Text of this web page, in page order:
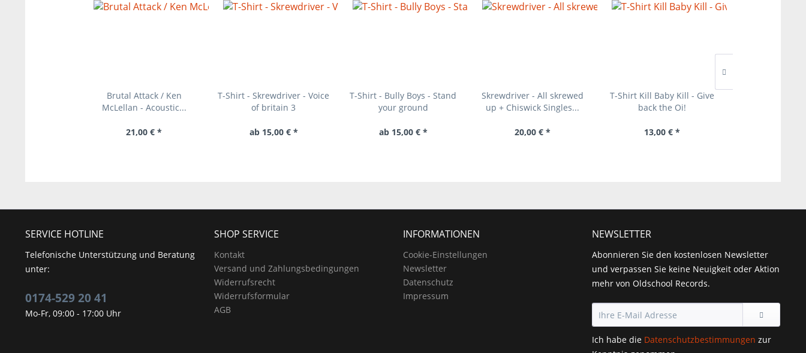
Brutal Attack / Ken
McLellan - Acoustic...
21,00 € *
T-Shirt - Skrewdriver - Voice
of britain 3
ab 15,00 € *
T-Shirt - Bully Boys - Stand
your ground
ab 15,00 € *
Skrewdriver - All skrewed
up + Chiswick Singles...
20,00 € *
T-Shirt Kill Baby Kill - Give
back the Oi!
13,00 € *
SERVICE HOTLINE
Telefonische Unterstützung und Beratung
unter:
0174-529 20 41
Mo-Fr, 09:00 - 17:00 Uhr
SHOP SERVICE
Kontakt
Versand und Zahlungsbedingungen
Widerrufsrecht
Widerrufsformular
AGB
INFORMATIONEN
Cookie-Einstellungen
Newsletter
Datenschutz
Impressum
NEWSLETTER
Abonnieren Sie den kostenlosen Newsletter
und verpassen Sie keine Neuigkeit oder Aktion
mehr von Oldschool Records.
Ich habe die Datenschutzbestimmungen zur